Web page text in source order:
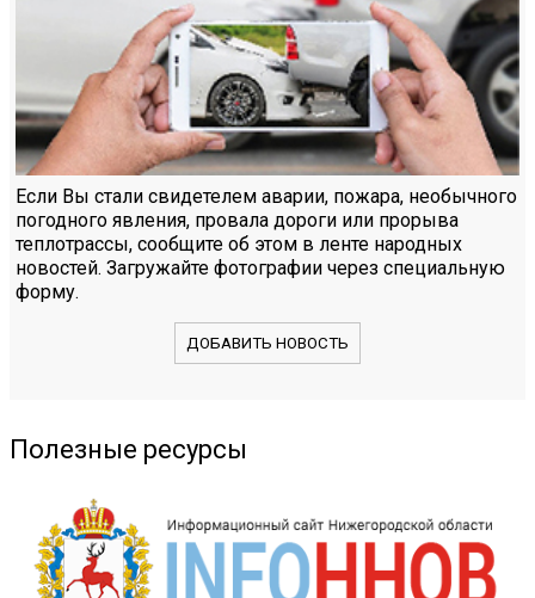
Если Вы стали свидетелем аварии, пожара, необычного
погодного явления, провала дороги или прорыва
теплотрассы, сообщите об этом в ленте народных
новостей. Загружайте фотографии через специальную
форму.
ДОБАВИТЬ НОВОСТЬ
Полезные ресурсы